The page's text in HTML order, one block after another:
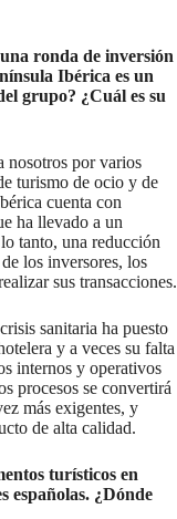
ronda de inversión
Ibérica es un
grupo? ¿Cuál es su
nosotros por varios
turismo de ocio y de
cuenta con
ha llevado a un
tanto, una reducción
los inversores, los
sus transacciones.
sanitaria ha puesto
y a veces su falta
internos y operativos
procesos se convertirá
más exigentes, y
de alta calidad.
turísticos en
españolas. ¿Dónde